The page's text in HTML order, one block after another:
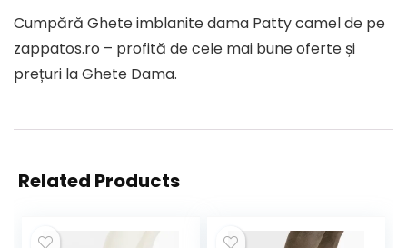
Cumpără Ghete imblanite dama Patty camel de pe
zappatos.ro – profită de cele mai bune oferte și
prețuri la Ghete Dama.
Related Products